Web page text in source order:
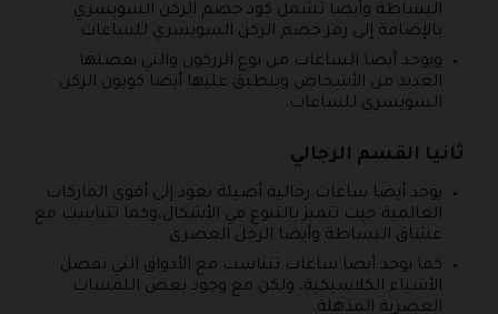
البساطة وأيضا تشمل كود خصم الركن السويسري
بالإضافة إلى رمز خصم الركن السويسري للساعات.
ويوجد أيضا الساعات من نوع الزركون والتي يفضلها
العديد من الأشخاص وينطبق عليها أيضا كوبون الركن
السويسري للساعات.
ثانيا القسم الرجالي
يوجد أيضا ساعات رجالية أصيلة تعود إلى أقوى الماركات
العالمية حيث تتميز بالتنوع في الأشكال،وكما تتناسب مع
عشاق البساطة وأيضا الرجل العصري.
كما يوجد أيضا ساعات تتناسب مع الأذواق التي تفضل
الأشياء الكلاسيكية، ولكن مع وجود بعض اللمسات
العصرية المذهلة.